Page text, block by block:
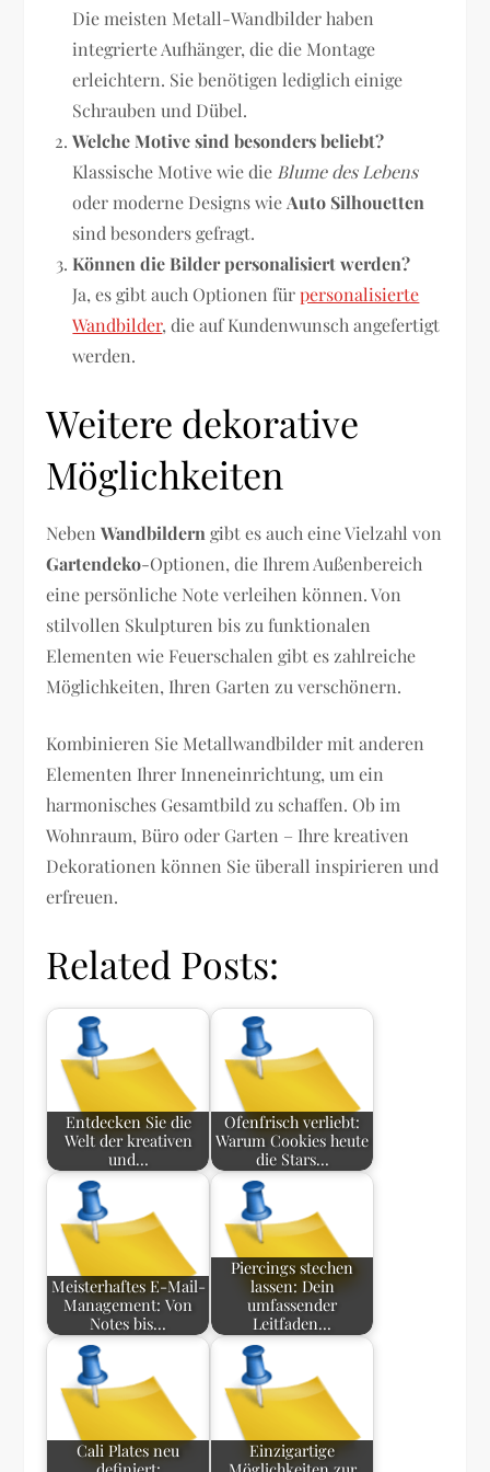
Die meisten Metall-Wandbilder haben
integrierte Aufhänger, die die Montage
erleichtern. Sie benötigen lediglich einige
Schrauben und Dübel.
Welche Motive sind besonders beliebt?
Klassische Motive wie die Blume des Lebens
oder moderne Designs wie Auto Silhouetten
sind besonders gefragt.
Können die Bilder personalisiert werden?
Ja, es gibt auch Optionen fürpersonalisierte
Wandbilder, die auf Kundenwunsch angefertigt
werden.
Weitere dekorative
Möglichkeiten
NebenWandbildern gibt es auch eine Vielzahl von
Gartendeko-Optionen, die Ihrem Außenbereich
eine persönliche Note verleihen können. Von
stilvollen Skulpturen bis zu funktionalen
Elementen wie Feuerschalen gibt es zahlreiche
Möglichkeiten, Ihren Garten zu verschönern.
Kombinieren Sie Metallwandbilder mit anderen
Elementen Ihrer Inneneinrichtung, um ein
harmonisches Gesamtbild zu schaffen. Ob im
Wohnraum, Büro oder Garten – Ihre kreativen
Dekorationen können Sie überall inspirieren und
erfreuen.
Related Posts:
Entdecken Sie die
Welt der kreativen
und…
Ofenfrisch verliebt:
Warum Cookies heute
die Stars…
Meisterhaftes E-Mail-
Management: Von
Notes bis…
Piercings stechen
lassen: Dein
umfassender
Leitfaden…
Cali Plates neu
Einzigartige